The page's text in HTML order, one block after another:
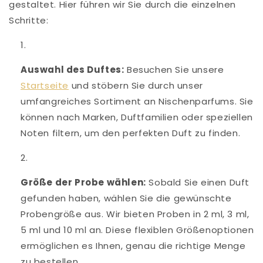
gestaltet. Hier führen wir Sie durch die einzelnen
Schritte:
Auswahl des Duftes: Besuchen Sie unsere
Startseite und stöbern Sie durch unser
umfangreiches Sortiment an Nischenparfums. Sie
können nach Marken, Duftfamilien oder speziellen
Noten filtern, um den perfekten Duft zu finden.
Größe der Probe wählen: Sobald Sie einen Duft
gefunden haben, wählen Sie die gewünschte
Probengröße aus. Wir bieten Proben in 2 ml, 3 ml,
5 ml und 10 ml an. Diese flexiblen Größenoptionen
ermöglichen es Ihnen, genau die richtige Menge